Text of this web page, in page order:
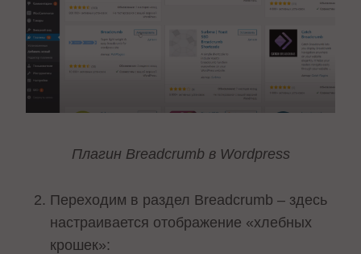
Плагин Breadcrumb в Wordpress
Переходим в раздел Breadcrumb – здесь
настраивается отображение «хлебных
крошек»: